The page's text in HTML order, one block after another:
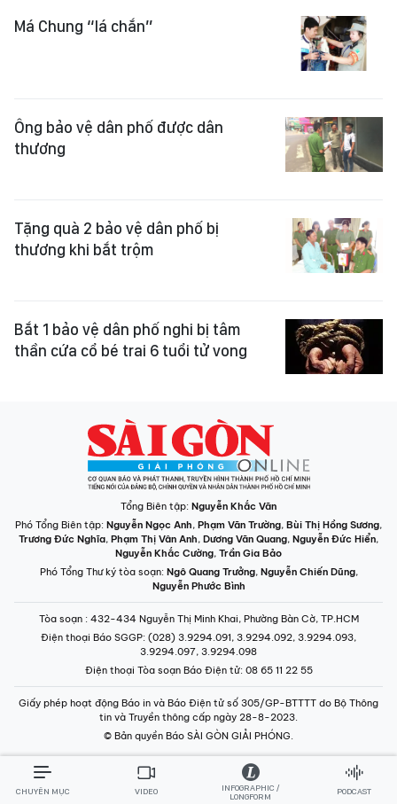
Má Chung “lá chắn”
Ông bảo vệ dân phố được dân
thương
Tặng quà 2 bảo vệ dân phố bị
thương khi bắt trộm
Bắt 1 bảo vệ dân phố nghi bị tâm
thần cứa cổ bé trai 6 tuổi tử vong
Tổng Biên tập: Nguyễn Khắc Văn
Phó Tổng Biên tập: Nguyễn Ngọc Anh, Phạm Văn Trường, Bùi Thị Hồng Sương,
Trương Đức Nghĩa, Phạm Thị Vân Anh, Dương Văn Quang, Nguyễn Đức Hiển,
Nguyễn Khắc Cường, Trần Gia Bảo
Phó Tổng Thư ký tòa soạn: Ngô Quang Trưởng, Nguyễn Chiến Dũng,
Nguyễn Phước Bình
Tòa soạn : 432-434 Nguyễn Thị Minh Khai, Phường Bàn Cờ, TP.HCM
Điện thoại Báo SGGP: (028) 3.9294.091, 3.9294.092, 3.9294.093,
3.9294.097, 3.9294.098
Điện thoại Tòa soạn Báo Điện tử: 08 65 11 22 55
Giấy phép hoạt động Báo in và Báo Điện tử số 305/GP-BTTTT do Bộ Thông
tin và Truyền thông cấp ngày 28-8-2023.
© Bản quyền Báo SÀI GÒN GIẢI PHÓNG.
CHUYÊN MỤC VIDEO
INFOGRAPHIC /
LONGFORM
PODCAST